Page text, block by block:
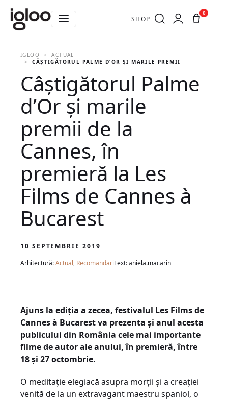
SHOP
0
IGLOO
ACTUAL
CÂȘTIGĂTORUL PALME D’OR ȘI MARILE PREMII DE LA
Câștigătorul Palme
d’Or și marile
premii de la
Cannes, în
premieră la Les
Films de Cannes à
Bucarest
10 SEPTEMBRIE 2019
Arhitectură:Actual, RecomandariText: aniela.macarin
Ajuns la ediția a zecea, festivalul Les Films de
Cannes à Bucarest va prezenta și anul acesta
publicului din România cele mai importante
filme de autor ale anului, în premieră, între
18 și 27 octombrie.
O meditație elegiacă asupra morții și a creației
venită de la un extravagant maestru spaniol, o